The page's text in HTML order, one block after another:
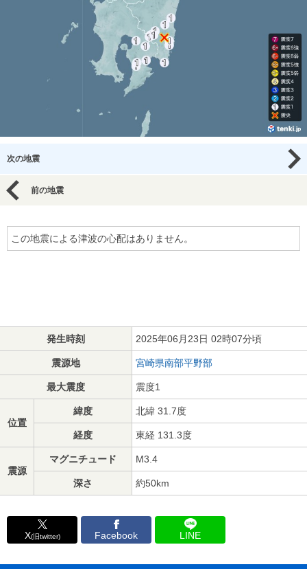
次の地震
前の地震
この地震による津波の心配はありません。
発生時刻 2025年06月23日 02時07分頃
震源地 宮崎県南部平野部
最大震度 震度1
位置
緯度 北緯 31.7度
経度 東経 131.3度
震源
マグニチュード M3.4
深さ 約50km
X(旧twitter) Facebook LINE